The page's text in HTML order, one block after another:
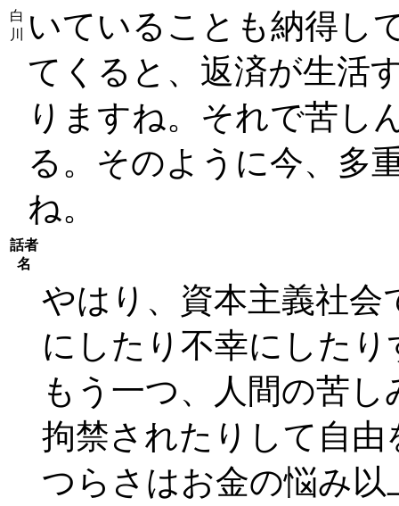
白
川
いていることも納得し
てくると、返済が生活
りますね。それで苦し
る。そのように今、多
ね。
話者
名
やはり、資本主義社
にしたり不幸にしたり
もう一つ、人間の苦
拘禁されたりして自
つらさはお金の悩み